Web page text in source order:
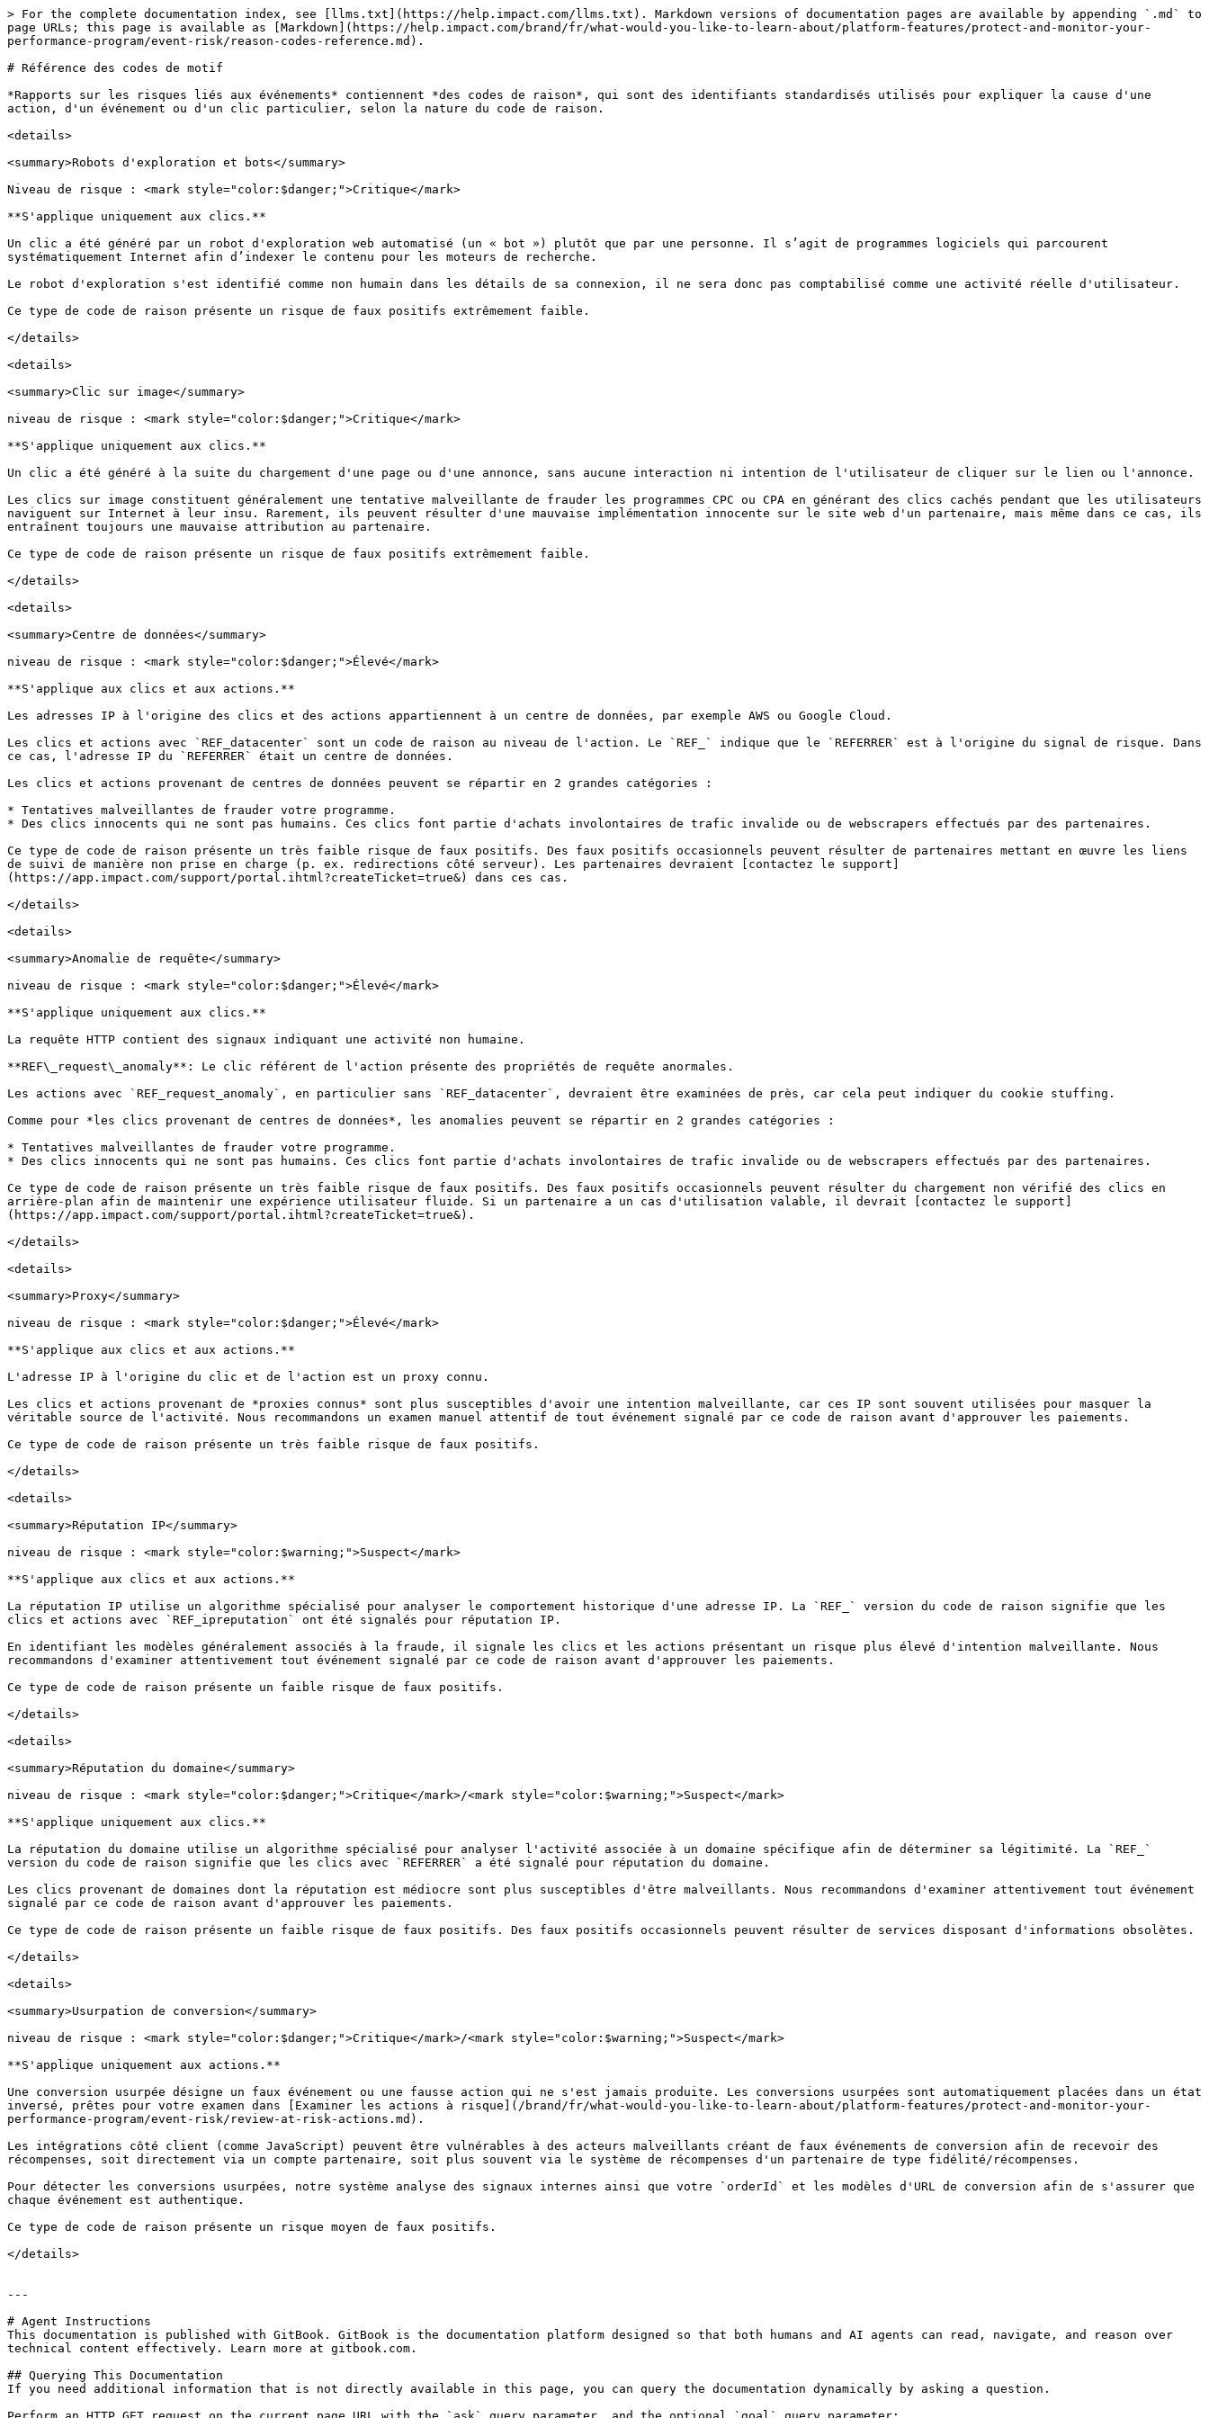
> For the complete documentation index, see [llms.txt](https://help.impact.com/llms.txt). Markdown versions of documentation pages are available by appending `.md` to
page URLs; this page is available as [Markdown](https://help.impact.com/brand/fr/what-would-you-like-to-learn-about/platform-features/protect-and-monitor-your-
performance-program/event-risk/reason-codes-reference.md).
# Référence des codes de motif
*Rapports sur les risques liés aux événements* contiennent *des codes de raison*, qui sont des identifiants standardisés utilisés pour expliquer la cause d'une
action, d'un événement ou d'un clic particulier, selon la nature du code de raison.
<details>
<summary>Robots d'exploration et bots</summary>
Niveau de risque : <mark style="color:$danger;">Critique</mark>
**S'applique uniquement aux clics.**
Un clic a été généré par un robot d'exploration web automatisé (un « bot ») plutôt que par une personne. Il s’agit de programmes logiciels qui parcourent
systématiquement Internet afin d’indexer le contenu pour les moteurs de recherche.
Le robot d'exploration s'est identifié comme non humain dans les détails de sa connexion, il ne sera donc pas comptabilisé comme une activité réelle d'utilisateur.
Ce type de code de raison présente un risque de faux positifs extrêmement faible.
</details>
<details>
<summary>Clic sur image</summary>
niveau de risque : <mark style="color:$danger;">Critique</mark>
**S'applique uniquement aux clics.**
Un clic a été généré à la suite du chargement d'une page ou d'une annonce, sans aucune interaction ni intention de l'utilisateur de cliquer sur le lien ou l'annonce.
Les clics sur image constituent généralement une tentative malveillante de frauder les programmes CPC ou CPA en générant des clics cachés pendant que les utilisateurs
naviguent sur Internet à leur insu. Rarement, ils peuvent résulter d'une mauvaise implémentation innocente sur le site web d'un partenaire, mais même dans ce cas, ils
entraînent toujours une mauvaise attribution au partenaire.
Ce type de code de raison présente un risque de faux positifs extrêmement faible.
</details>
<details>
<summary>Centre de données</summary>
niveau de risque : <mark style="color:$danger;">Élevé</mark>
**S'applique aux clics et aux actions.**
Les adresses IP à l'origine des clics et des actions appartiennent à un centre de données, par exemple AWS ou Google Cloud.
Les clics et actions avec `REF_datacenter` sont un code de raison au niveau de l'action. Le `REF_` indique que le `REFERRER` est à l'origine du signal de risque. Dans
ce cas, l'adresse IP du `REFERRER` était un centre de données.
Les clics et actions provenant de centres de données peuvent se répartir en 2 grandes catégories :
* Tentatives malveillantes de frauder votre programme.
* Des clics innocents qui ne sont pas humains. Ces clics font partie d'achats involontaires de trafic invalide ou de webscrapers effectués par des partenaires.
Ce type de code de raison présente un très faible risque de faux positifs. Des faux positifs occasionnels peuvent résulter de partenaires mettant en œuvre les liens
de suivi de manière non prise en charge (p. ex. redirections côté serveur). Les partenaires devraient [contactez le support]
(https://app.impact.com/support/portal.ihtml?createTicket=true&) dans ces cas.
</details>
<details>
<summary>Anomalie de requête</summary>
niveau de risque : <mark style="color:$danger;">Élevé</mark>
**S'applique uniquement aux clics.**
La requête HTTP contient des signaux indiquant une activité non humaine.
**REF\_request\_anomaly**: Le clic référent de l'action présente des propriétés de requête anormales.
Les actions avec `REF_request_anomaly`, en particulier sans `REF_datacenter`, devraient être examinées de près, car cela peut indiquer du cookie stuffing.
Comme pour *les clics provenant de centres de données*, les anomalies peuvent se répartir en 2 grandes catégories :
* Tentatives malveillantes de frauder votre programme.
* Des clics innocents qui ne sont pas humains. Ces clics font partie d'achats involontaires de trafic invalide ou de webscrapers effectués par des partenaires.
Ce type de code de raison présente un très faible risque de faux positifs. Des faux positifs occasionnels peuvent résulter du chargement non vérifié des clics en
arrière-plan afin de maintenir une expérience utilisateur fluide. Si un partenaire a un cas d'utilisation valable, il devrait [contactez le support]
(https://app.impact.com/support/portal.ihtml?createTicket=true&).
</details>
<details>
<summary>Proxy</summary>
niveau de risque : <mark style="color:$danger;">Élevé</mark>
**S'applique aux clics et aux actions.**
L'adresse IP à l'origine du clic et de l'action est un proxy connu.
Les clics et actions provenant de *proxies connus* sont plus susceptibles d'avoir une intention malveillante, car ces IP sont souvent utilisées pour masquer la
véritable source de l'activité. Nous recommandons un examen manuel attentif de tout événement signalé par ce code de raison avant d'approuver les paiements.
Ce type de code de raison présente un très faible risque de faux positifs.
</details>
<details>
<summary>Réputation IP</summary>
niveau de risque : <mark style="color:$warning;">Suspect</mark>
**S'applique aux clics et aux actions.**
La réputation IP utilise un algorithme spécialisé pour analyser le comportement historique d'une adresse IP. La `REF_` version du code de raison signifie que les
clics et actions avec `REF_ipreputation` ont été signalés pour réputation IP.
En identifiant les modèles généralement associés à la fraude, il signale les clics et les actions présentant un risque plus élevé d'intention malveillante. Nous
recommandons d'examiner attentivement tout événement signalé par ce code de raison avant d'approuver les paiements.
Ce type de code de raison présente un faible risque de faux positifs.
</details>
<details>
<summary>Réputation du domaine</summary>
niveau de risque : <mark style="color:$danger;">Critique</mark>/<mark style="color:$warning;">Suspect</mark>
**S'applique uniquement aux clics.**
La réputation du domaine utilise un algorithme spécialisé pour analyser l'activité associée à un domaine spécifique afin de déterminer sa légitimité. La `REF_`
version du code de raison signifie que les clics avec `REFERRER` a été signalé pour réputation du domaine.
Les clics provenant de domaines dont la réputation est médiocre sont plus susceptibles d'être malveillants. Nous recommandons d'examiner attentivement tout événement
signalé par ce code de raison avant d'approuver les paiements.
Ce type de code de raison présente un faible risque de faux positifs. Des faux positifs occasionnels peuvent résulter de services disposant d'informations obsolètes.
</details>
<details>
<summary>Usurpation de conversion</summary>
niveau de risque : <mark style="color:$danger;">Critique</mark>/<mark style="color:$warning;">Suspect</mark>
**S'applique uniquement aux actions.**
Une conversion usurpée désigne un faux événement ou une fausse action qui ne s'est jamais produite. Les conversions usurpées sont automatiquement placées dans un état
inversé, prêtes pour votre examen dans [Examiner les actions à risque](/brand/fr/what-would-you-like-to-learn-about/platform-features/protect-and-monitor-your-
performance-program/event-risk/review-at-risk-actions.md).
Les intégrations côté client (comme JavaScript) peuvent être vulnérables à des acteurs malveillants créant de faux événements de conversion afin de recevoir des
récompenses, soit directement via un compte partenaire, soit plus souvent via le système de récompenses d'un partenaire de type fidélité/récompenses.
Pour détecter les conversions usurpées, notre système analyse des signaux internes ainsi que votre `orderId` et les modèles d'URL de conversion afin de s'assurer que
chaque événement est authentique.
Ce type de code de raison présente un risque moyen de faux positifs.
</details>
---
# Agent Instructions
This documentation is published with GitBook. GitBook is the documentation platform designed so that both humans and AI agents can read, navigate, and reason over
technical content effectively. Learn more at gitbook.com.
## Querying This Documentation
If you need additional information that is not directly available in this page, you can query the documentation dynamically by asking a question.